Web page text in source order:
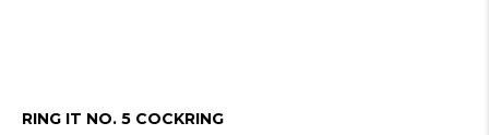
RING IT NO. 5 COCKRING